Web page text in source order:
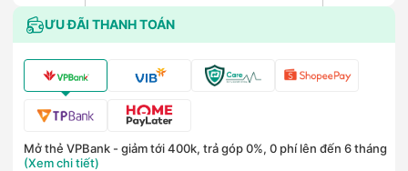
ƯU ĐÃI THANH TOÁN
Mở thẻ VPBank - giảm tới 400k, trả góp 0%, 0 phí lên đến 6 tháng
(Xem chi tiết)